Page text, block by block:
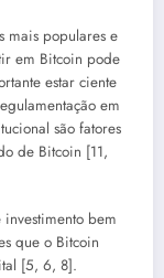
mais populares e
em Bitcoin pode
estar ciente
em
são fatores
de Bitcoin [11,
bem
que o Bitcoin
[5, 6, 8].